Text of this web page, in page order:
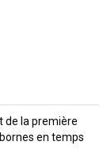
de la première
en temps